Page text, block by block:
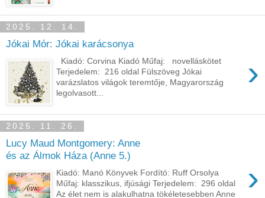
2025. 12. 14.
Jókai Mór: Jókai karácsonya
›
Kiadó: Corvina Kiadó Műfaj: novelláskötet
Terjedelem: 216 oldal Fülszöveg Jókai
varázslatos világok teremtője, Magyarország
legolvasott...
2025. 11. 26.
Lucy Maud Montgomery: Anne ​
és az Álmok Háza (Anne 5.)
›
Kiadó: Manó Könyvek Fordító: Ruff Orsolya
Műfaj: klasszikus, ifjúsági Terjedelem: 296 oldal
Az élet nem is alakulhatna tökéletesebben Anne